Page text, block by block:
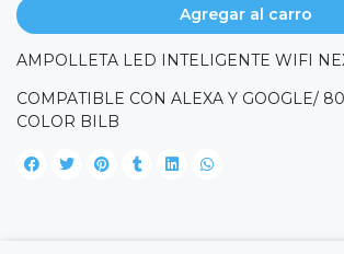
Agregar al carro
AMPOLLETA LED INTELIGENTE WIFI
COMPATIBLE CON ALEXA Y GOOGLE/
COLOR BILB